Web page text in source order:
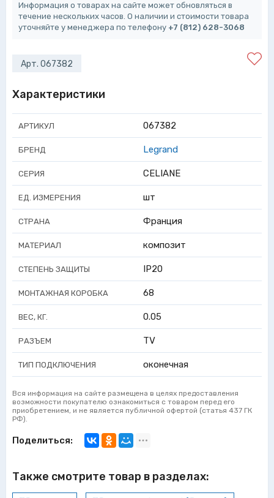
Информация о товарах на сайте может обновляться в
течение нескольких часов. О наличии и стоимости товара
уточняйте у менеджера по телефону +7 (812) 628-3068
Арт. 067382
Характеристики
АРТИКУЛ 067382
БРЕНД Legrand
СЕРИЯ CELIANE
ЕД. ИЗМЕРЕНИЯ шт
СТРАНА Франция
МАТЕРИАЛ композит
СТЕПЕНЬ ЗАЩИТЫ IP20
МОНТАЖНАЯ КОРОБКА 68
ВЕС, КГ. 0.05
РАЗЪЕМ TV
ТИП ПОДКЛЮЧЕНИЯ оконечная
Вся информация на сайте размещена в целях предоставления
возможности покупателю ознакомиться с товаром перед его
приобретением, и не является публичной офертой (статья 437 ГК
РФ).
Поделиться:
Также смотрите товар в разделах: